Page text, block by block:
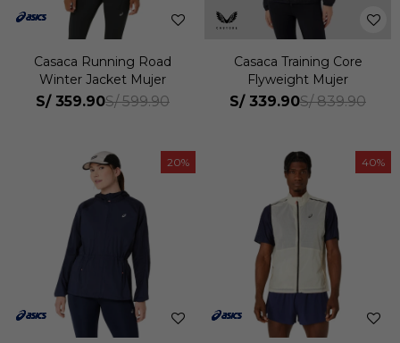
Casaca Running Road
Winter Jacket Mujer
S/ 359.90S/ 599.90
Casaca Training Core
Flyweight Mujer
S/ 339.90S/ 839.90
20 40